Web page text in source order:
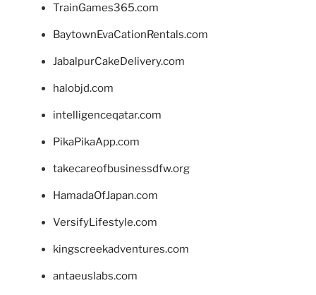
TrainGames365.com
BaytownEvaCationRentals.com
JabalpurCakeDelivery.com
halobjd.com
intelligenceqatar.com
PikaPikaApp.com
takecareofbusinessdfw.org
HamadaOfJapan.com
VersifyLifestyle.com
kingscreekadventures.com
antaeuslabs.com